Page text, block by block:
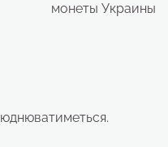
монеты Украины